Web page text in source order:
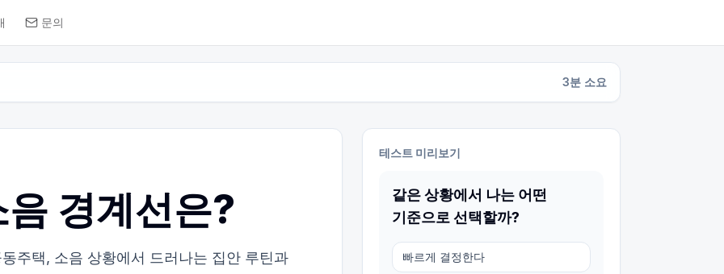
문의
3분 소요
경계선은?
주택, 소음 상황에서 드러나는 집안 루틴과
테스트 미리보기
같은 상황에서 나는 어떤
기준으로 선택할까?
빠르게 결정한다